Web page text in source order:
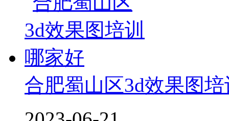
合肥蜀山区3d效果图